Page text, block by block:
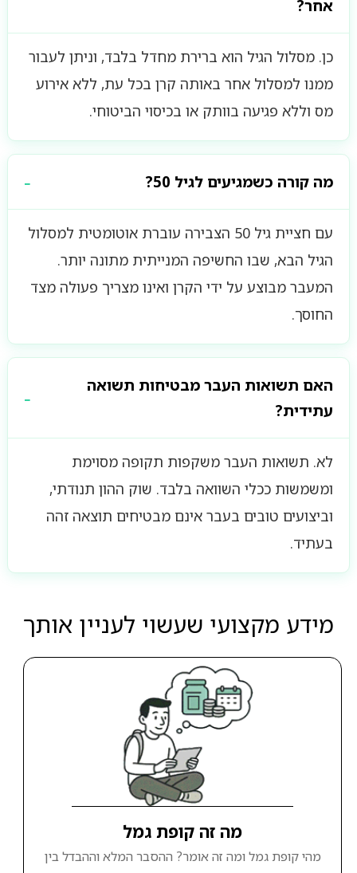
אחר?
כן. מסלול הגיל הוא ברירת מחדל בלבד, וניתן לעבור
ממנו למסלול אחר באותה קרן בכל עת, ללא אירוע
מס וללא פגיעה בוותק או בכיסוי הביטוחי.
מה קורה כשמגיעים לגיל 50?
עם חציית גיל 50 הצבירה עוברת אוטומטית למסלול
הגיל הבא, שבו החשיפה המנייתית מתונה יותר.
המעבר מבוצע על ידי הקרן ואינו מצריך פעולה מצד
החוסך.
האם תשואות העבר מבטיחות תשואה
עתידית?
לא. תשואות העבר משקפות תקופה מסוימת
ומשמשות ככלי השוואה בלבד. שוק ההון תנודתי,
וביצועים טובים בעבר אינם מבטיחים תוצאה זהה
בעתיד.
מידע מקצועי שעשוי לעניין אותך
מה זה קופת גמל
מהי קופת גמל ומה זה אומר? ההסבר המלא וההבדל בין